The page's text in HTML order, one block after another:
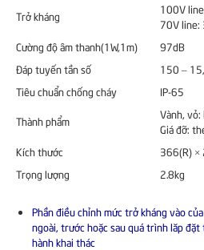
Trở kháng
100V
70V
Cường độ âm thanh(1W,1m)
97dB
Đáp tuyến tần số
150 –
Tiêu chuẩn chống cháy
IP-65
Thành phẩm
Vành, vỏ:
Giá đỡ:
Kích thước
366(R) ×
Trọng lượng
2.8kg
Phần điều chỉnh mức trở kháng vào
ngoài, trước hoặc sau quá trình lăp
hành khai thác